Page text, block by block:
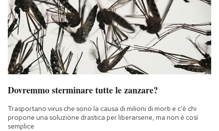
Dovremmo sterminare tutte le zanzare?
Trasportano virus che sono la causa di milioni di morti e c'è chi
propone una soluzione drastica per liberarsene, ma non è così
semplice